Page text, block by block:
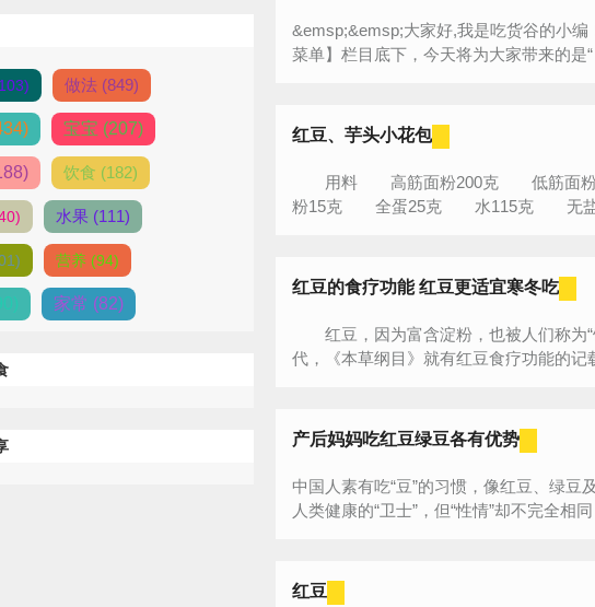
做法 (849)
宝宝 (207)
饮食 (182)
水果 (111)
营养 (94)
家常 (82)
&emsp;&emsp;大家好,我是吃货谷的小
菜单】栏目底下，今天将为大家带来的是
红豆、芋头小花包
用料 高筋面粉200克 低筋面
粉15克 全蛋25克 水115克 无盐
红豆的食疗功能 红豆更适宜寒冬吃
红豆，因为富含淀粉，也被人们称为“
代，《本草纲目》就有红豆食疗功能的记
产后妈妈吃红豆绿豆各有优势
中国人素有吃“豆”的习惯，像红豆、绿豆
人类健康的“卫士”，但“性情”却不完全相
红豆